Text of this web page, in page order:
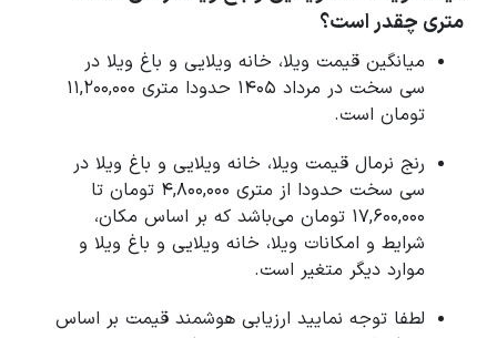
متری چقدر است؟
میانگین قیمت ویلا، خانه ویلایی و باغ ویلا در
سی سخت در مرداد 1405 حدودا متری 11,200,000
تومان است.
رنج نرمال قیمت ویلا، خانه ویلایی و باغ ویلا در
سی سخت حدودا از متری 4,800,000 تومان تا
17,600,000 تومان می‌باشد که بر اساس مکان،
شرایط و امکانات ویلا، خانه ویلایی و باغ ویلا و
موارد دیگر متغیر است.
لطفا توجه نمایید ارزیابی هوشمند قیمت بر اساس